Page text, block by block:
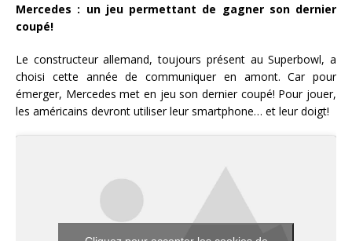
Mercedes : un jeu permettant de gagner son dernier
coupé!
Le constructeur allemand, toujours présent au Superbowl, a
choisi cette année de communiquer en amont. Car pour
émerger, Mercedes met en jeu son dernier coupé! Pour jouer,
les américains devront utiliser leur smartphone… et leur doigt!